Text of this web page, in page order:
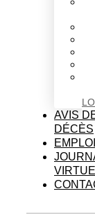
AVIS
DÉCÈS